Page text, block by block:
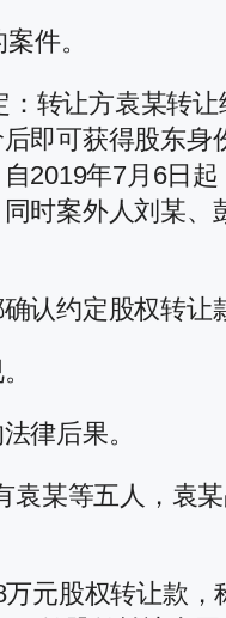
件。
转让方袁某转
即可获得股东身
2019年7月6日
时案外人刘某、
认约定股权转让
律后果。
某等五人，袁
元股权转让款